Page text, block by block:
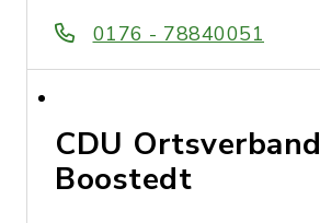
0176 - 78840051
CDU Ortsverband
Boostedt